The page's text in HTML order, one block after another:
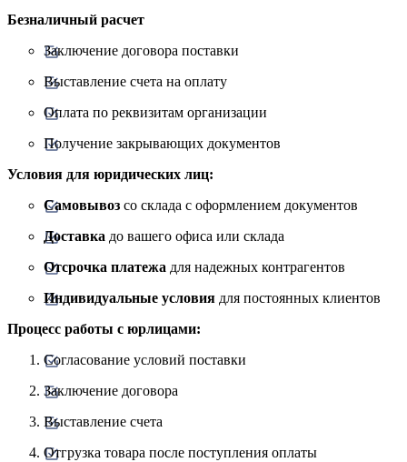
Безналичный расчет
Заключение договора поставки
Выставление счета на оплату
Оплата по реквизитам организации
Получение закрывающих документов
Условия для юридических лиц:
Самовывоз со склада с оформлением документов
Доставка до вашего офиса или склада
Отсрочка платежа для надежных контрагентов
Индивидуальные условия для постоянных клиентов
Процесс работы с юрлицами:
Согласование условий поставки
Заключение договора
Выставление счета
Отгрузка товара после поступления оплаты